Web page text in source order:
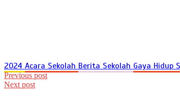
2024 Acara Sekolah Berita Sekolah Gaya Hidup
Post
navigation
Previous post
Next post